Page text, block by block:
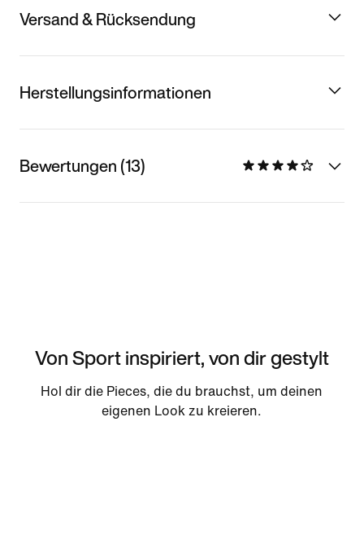
Versand & Rücksendung
Herstellungsinformationen
Bewertungen (13)
Von Sport inspiriert, von dir gestylt
Hol dir die Pieces, die du brauchst, um deinen
eigenen Look zu kreieren.